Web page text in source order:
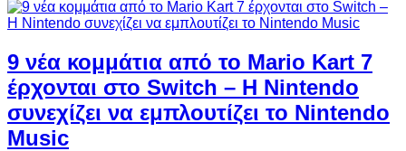
9 νέα κομμάτια από το Mario Kart 7
έρχονται στο Switch – Η Nintendo
συνεχίζει να εμπλουτίζει το Nintendo
Music